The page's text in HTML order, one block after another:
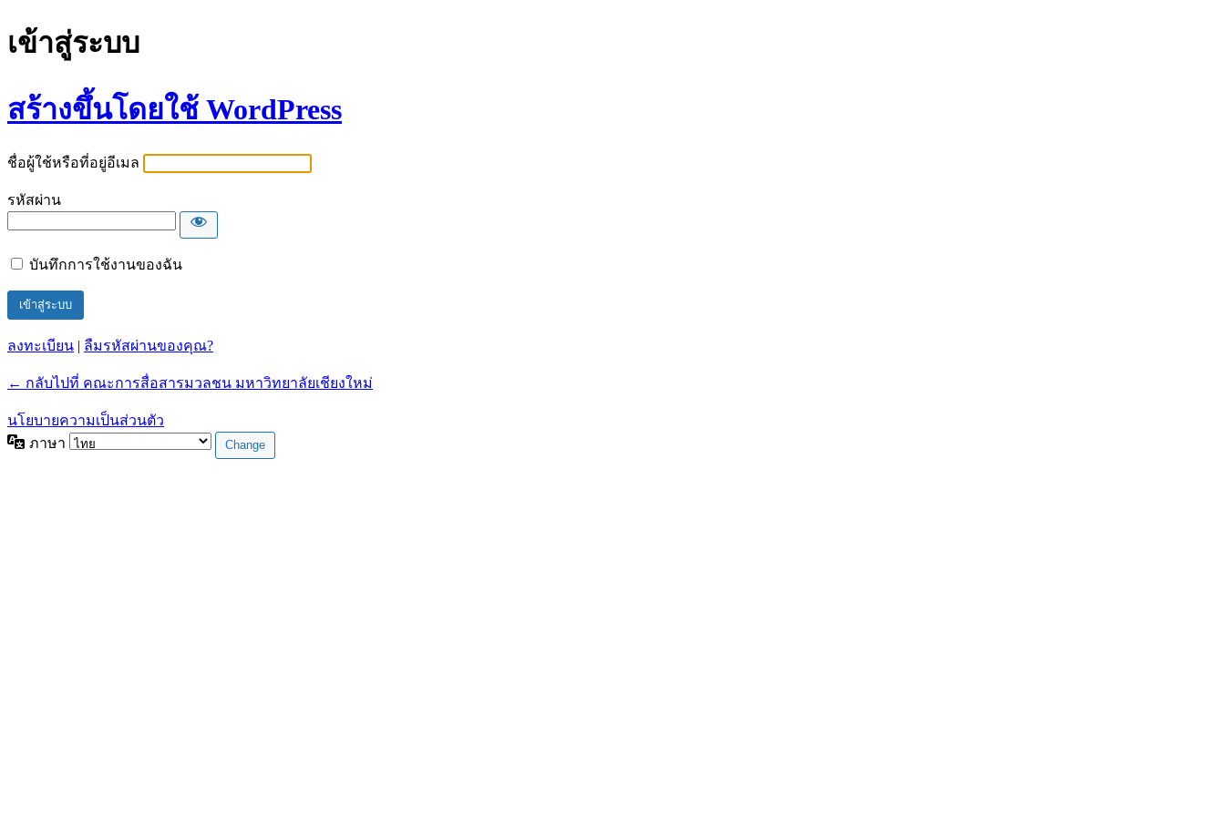
เข้าสู่ระบบ
สร้างขึ้นโดยใช้ WordPress
ชื่อผู้ใช้หรือที่อยู่อีเมล
รหัสผ่าน
บันทึกการใช้งานของฉัน
ลงทะเบียน | ลืมรหัสผ่านของคุณ?
← กลับไปที่ คณะการสื่อสารมวลชน มหาวิทยาลัยเชียงใหม่
นโยบายความเป็นส่วนตัว
ภาษา